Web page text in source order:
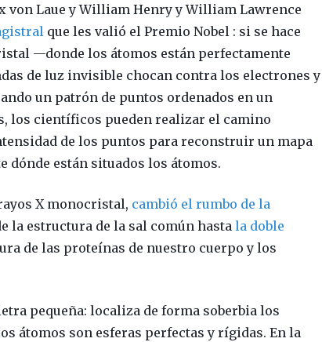
Laue y William Henry y William Lawrence
que les valió el Premio Nobel : si se hace
—donde los átomos están perfectamente
de luz invisible chocan contra los electrones y
un patrón de puntos ordenados en un
los científicos pueden realizar el camino
de los puntos para reconstruir un mapa
dónde están situados los átomos.
X monocristal, cambió el rumbo de la
la estructura de la sal común hastala doble
de las proteínas de nuestro cuerpo y los
pequeña: localiza de forma soberbia los
átomos son esferas perfectas y rígidas. En la